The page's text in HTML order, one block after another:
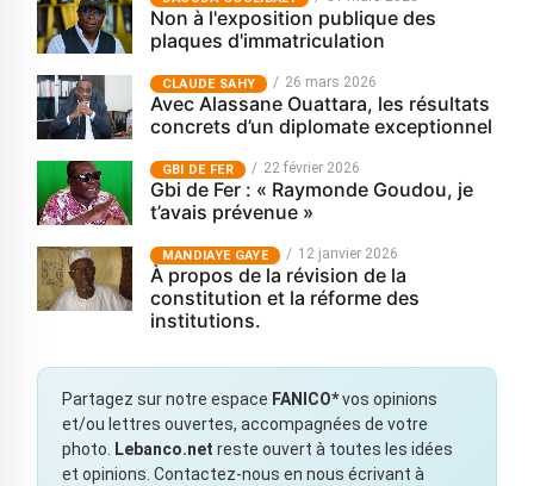
Non à l'exposition publique des
plaques d'immatriculation
CLAUDE SAHY 26 mars 2026
Avec Alassane Ouattara, les résultats
concrets d’un diplomate exceptionnel
GBI DE FER 22 février 2026
Gbi de Fer : « Raymonde Goudou, je
t’avais prévenue »
MANDIAYE GAYE 12 janvier 2026
À propos de la révision de la
constitution et la réforme des
institutions.
Partagez sur notre espace FANICO*vos opinions
et/ou lettres ouvertes, accompagnées de votre
photo.
Lebanco.net reste ouvert à toutes les idées
et opinions. Contactez-nous en nous écrivant à